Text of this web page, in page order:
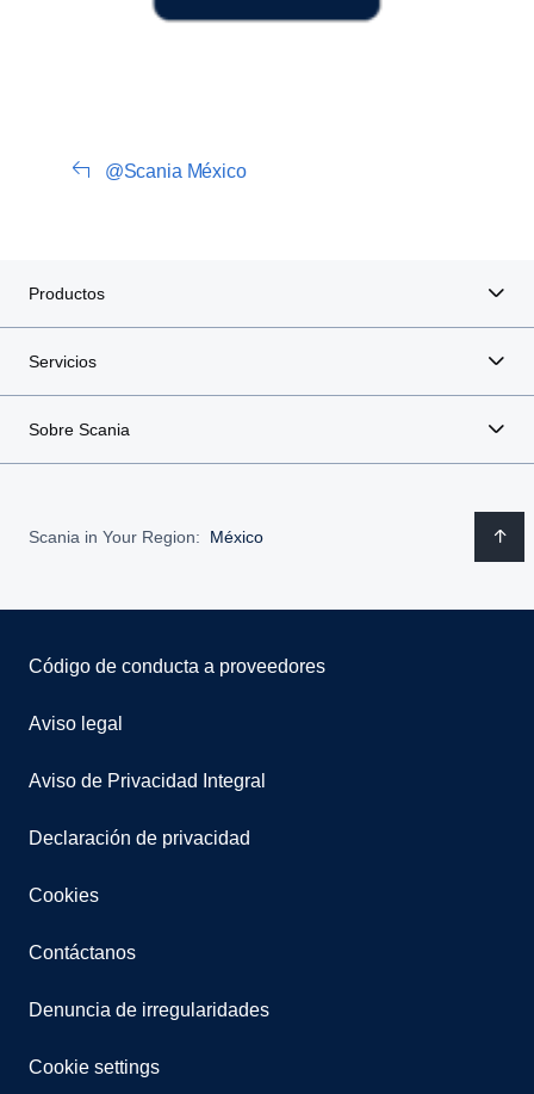
@Scania México
Productos
Servicios
Sobre Scania
Scania in Your Region: México
Código de conducta a proveedores
Aviso legal
Aviso de Privacidad Integral
Declaración de privacidad
Cookies
Contáctanos
Denuncia de irregularidades
Cookie settings